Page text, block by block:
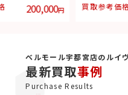
50,000円 買取参考価
ベルモール宇都宮店のルイ
最新買取事例
Purchase Results